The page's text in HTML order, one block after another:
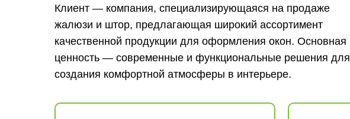
Клиент — компания, специализирующаяся на продаже
жалюзи и штор, предлагающая широкий ассортимент
качественной продукции для оформления окон. Основная
ценность — современные и функциональные решения для
создания комфортной атмосферы в интерьере.